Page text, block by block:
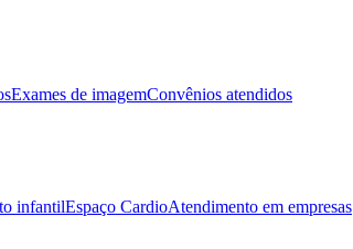
Exames de imagemConvênios atendidos
infantilEspaço CardioAtendimento em empresas